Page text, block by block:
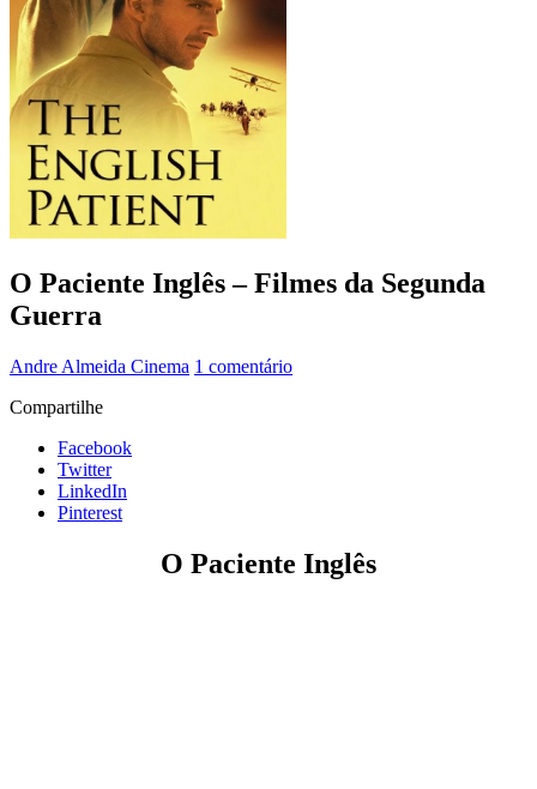
O Paciente Inglês – Filmes da Segunda
Guerra
Andre Almeida Cinema 1 comentário
Compartilhe
Facebook
Twitter
LinkedIn
Pinterest
O Paciente Inglês